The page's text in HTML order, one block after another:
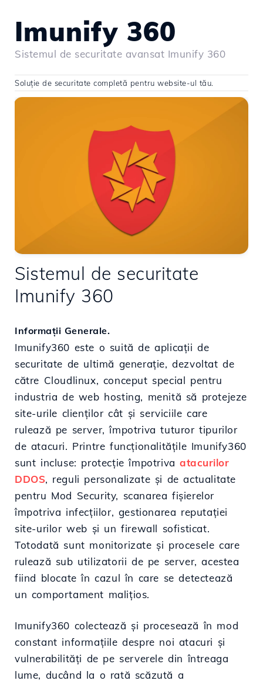
Imunify 360
Sistemul de securitate avansat Imunify 360
Soluție de securitate completă pentru website-ul tău.
Sistemul de securitate
Imunify 360
Informații Generale.
Imunify360 este o suită de aplicații de
securitate de ultimă generație, dezvoltat de
către Cloudlinux, conceput special pentru
industria de web hosting, menită să protejeze
site-urile clienților cât și serviciile care
rulează pe server, împotriva tuturor tipurilor
de atacuri. Printre funcționalitățile Imunify360
sunt incluse: protecție împotrivaatacurilor
DDOS, reguli personalizate și de actualitate
pentru Mod Security, scanarea fișierelor
împotriva infecțiilor, gestionarea reputației
site-urilor web și un firewall sofisticat.
Totodată sunt monitorizate și procesele care
rulează sub utilizatorii de pe server, acestea
fiind blocate în cazul în care se detectează
un comportament malițios.
Imunify360 colectează și procesează în mod
constant informațiile despre noi atacuri și
vulnerabilități de pe serverele din întreaga
lume, ducând la o rată scăzută a